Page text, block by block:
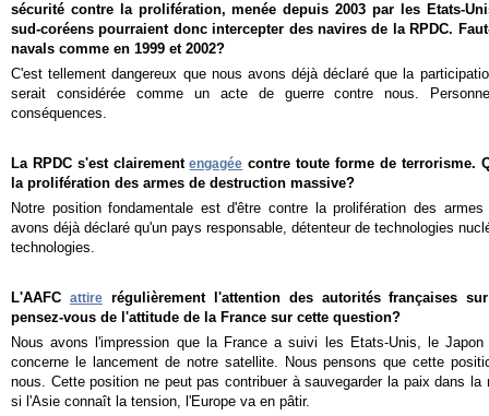
sécurité contre la prolifération, menée depuis 2003 par les Etats-
sud-coréens pourraient donc intercepter des navires de la RPDC.
navals comme en 1999 et 2002?
C'est tellement dangereux que nous avons déjà déclaré que la
serait considérée comme un acte de guerre contre nous.
conséquences.
La RPDC s'est clairementengagée contre toute forme de terrorisme.
la prolifération des armes de destruction massive?
Notre position fondamentale est d'être contre la prolifération des
avons déjà déclaré qu'un pays responsable, détenteur de technologies
technologies.
L'AAFC attirerégulièrement l'attention des autorités françaises
pensez-vous de l'attitude de la France sur cette question?
Nous avons l'impression que la France a suivi les Etats-Unis, le
concerne le lancement de notre satellite. Nous pensons que cette
nous. Cette position ne peut pas contribuer à sauvegarder la paix dans
si l'Asie connaît la tension, l'Europe va en pâtir.